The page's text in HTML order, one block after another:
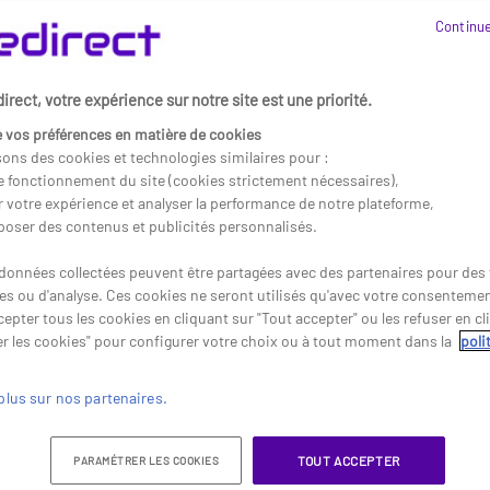
d'affichage dynamique Samsung peuvent révolutionner votre
messages grâce à une qualité d'image exceptionnelle.
avec des contenus dynamiques et engageants.
communication grâce à des outils intuitifs et connectés.
votre communication ! Explorez notre sélection d'écrans
votre expérience sur notre site est une priorité.
vos préférences en matière de cookies
des cookies et technologies similaires pour :
fonctionnement du site (cookies strictement nécessaires),
votre expérience et analyser la performance de notre plateforme,
des contenus et publicités personnalisés.
collectées peuvent être partagées avec des partenaires pour
ou d'analyse. Ces cookies ne seront utilisés qu'avec votre
tous les cookies en cliquant sur "Tout accepter" ou les refuser en
les cookies" pour configurer votre choix ou à tout moment dans la
sur nos partenaires.
PARAMÉTRER LES COOKIES TOUT ACCEPTER